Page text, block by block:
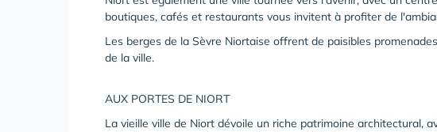
boutiques, cafés et restaurants vous invitent à profiter de
Les berges de la Sèvre Niortaise offrent de paisibles
de la ville.
AUX PORTES DE NIORT
La vieille ville de Niort dévoile un riche patrimoine architectural,